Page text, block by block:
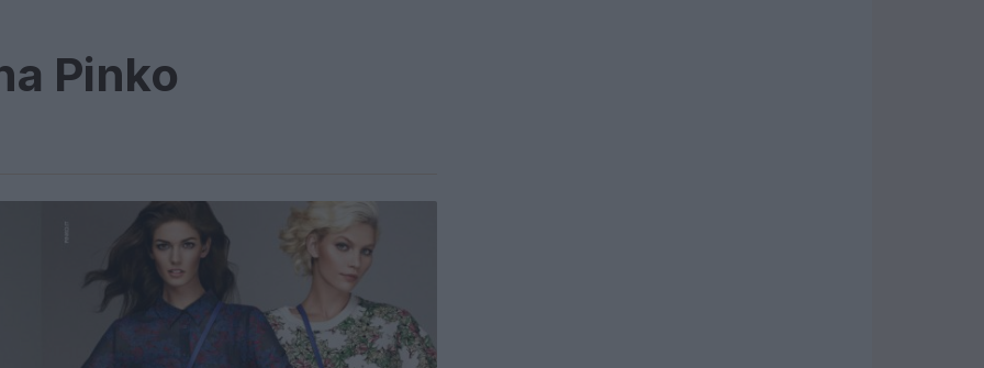
Pinko